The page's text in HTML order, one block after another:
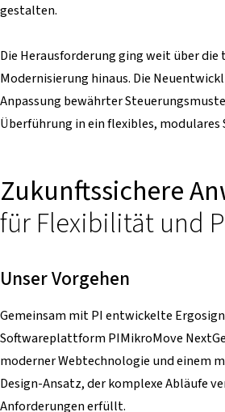
gestalten.
Die Herausforderung ging weit über die
Modernisierung hinaus. Die
Anpassung bewährter
Überführung in ein flexibles, modulares
Zukunftssichere
für Flexibilität und
Unser Vorgehen
Gemeinsam mit PI entwickelte
Softwareplattform PIMikroMove
moderner Webtechnologie und einem
Design-Ansatz, der komplexe Abläufe
Anforderungen erfüllt.